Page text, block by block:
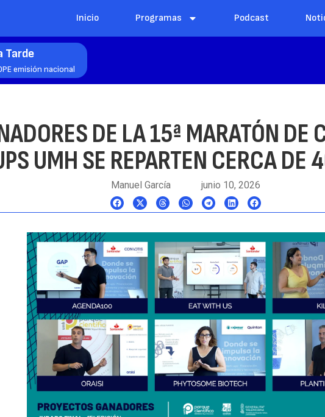
Inicio Programas Podcast
Tarde
emisión nacional
DE LA 15ª MARATÓN DE
UMH SE REPARTEN CERCA DE
Manuel García junio 10, 2026